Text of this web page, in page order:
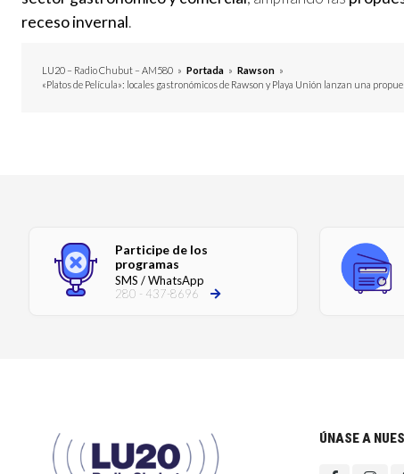
receso invernal.
LU20 – Radio Chubut – AM580 » Portada » Rawson »
«Platos de Película»: locales gastronómicos de Rawson y Playa Unión lanzan una
Participe de los
programas
SMS / WhatsApp
280 - 437-8696
ÚNASE A